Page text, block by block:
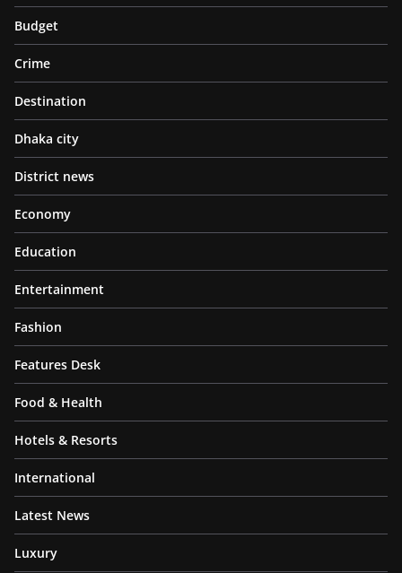
Budget
Crime
Destination
Dhaka city
District news
Economy
Education
Entertainment
Fashion
Features Desk
Food & Health
Hotels & Resorts
International
Latest News
Luxury